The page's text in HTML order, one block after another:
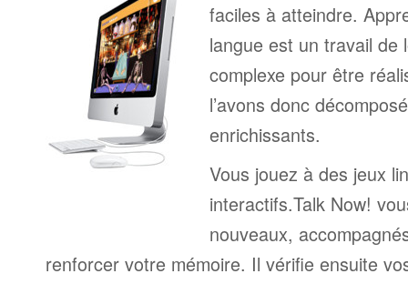
faciles à atteindre.
langue est un travail de
complexe pour être
l’avons donc
enrichissants.
Vous jouez à des jeux
interactifs.Talk Now!
nouveaux,
renforcer votre mémoire. Il vérifie ensuite